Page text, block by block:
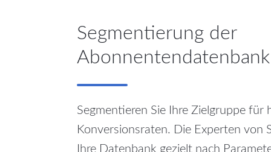
Segmentierung der
Abonnentendatenbank
Segmentieren Sie Ihre Zielgruppe für
Konversionsraten. Die Experten von
Ihre Datenbank gezielt nach